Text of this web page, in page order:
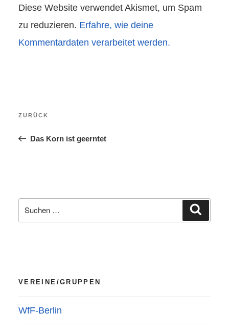
Diese Website verwendet Akismet, um Spam
zu reduzieren. Erfahre, wie deine
Kommentardaten verarbeitet werden.
Vorheriger
ZURÜCK
Das Korn ist geerntet
Suchen
nach:
VEREINE/GRUPPEN
WfF-Berlin